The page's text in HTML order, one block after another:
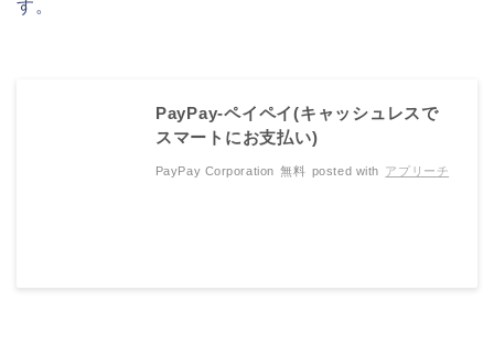
す。
PayPay-ペイペイ(キャッシュレスで
スマートにお支払い)
PayPay Corporation 無料 posted with アプリーチ